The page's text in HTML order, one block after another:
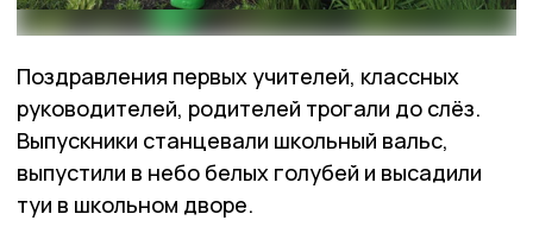
Поздравления первых учителей, классных
руководителей, родителей трогали до слёз.
Выпускники станцевали школьный вальс,
выпустили в небо белых голубей и высадили
туи в школьном дворе.